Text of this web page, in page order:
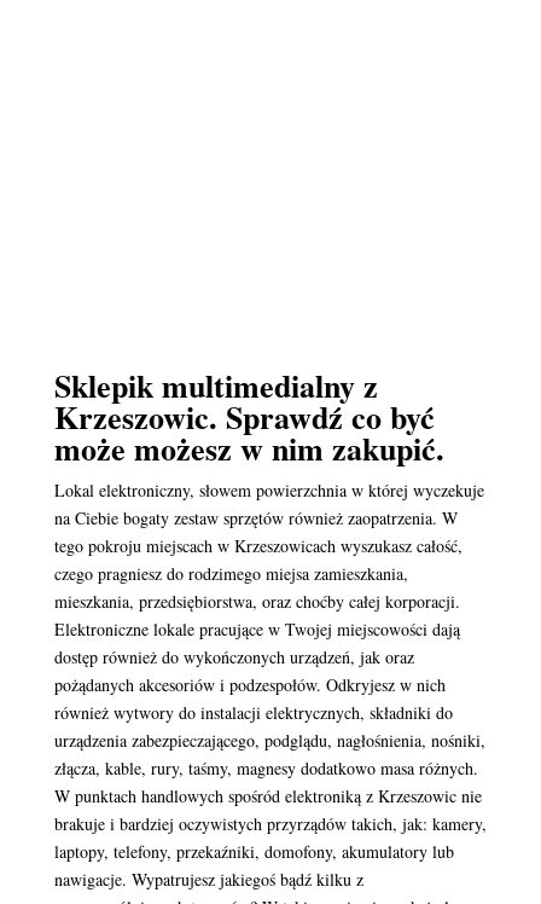
Sklepik multimedialny z
Krzeszowic. Sprawdź co być
może możesz w nim zakupić.
Lokal elektroniczny, słowem powierzchnia w której wyczekuje
na Ciebie bogaty zestaw sprzętów również zaopatrzenia. W
tego pokroju miejscach w Krzeszowicach wyszukasz całość,
czego pragniesz do rodzimego miejsa zamieszkania,
mieszkania, przedsiębiorstwa, oraz choćby całej korporacji.
Elektroniczne lokale pracujące w Twojej miejscowości dają
dostęp również do wykończonych urządzeń, jak oraz
pożądanych akcesoriów i podzespołów. Odkryjesz w nich
również wytwory do instalacji elektrycznych, składniki do
urządzenia zabezpieczającego, podglądu, nagłośnienia, nośniki,
złącza, kable, rury, taśmy, magnesy dodatkowo masa różnych.
W punktach handlowych spośród elektroniką z Krzeszowic nie
brakuje i bardziej oczywistych przyrządów takich, jak: kamery,
laptopy, telefony, przekaźniki, domofony, akumulatory lub
nawigacje. Wypatrujesz jakiegoś bądź kilku z